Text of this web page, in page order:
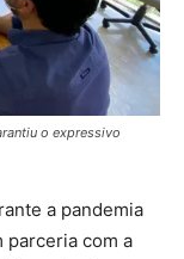
o expressivo
a pandemia
parceria com a